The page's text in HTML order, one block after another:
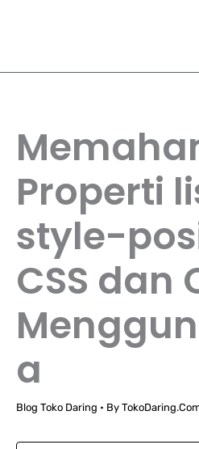
Properti
style-
CSS dan
a
Blog Toko Daring • By